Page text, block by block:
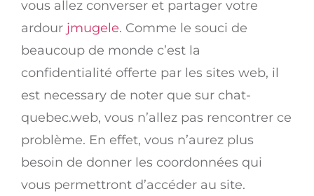
vous allez converser et partager votre
ardour jmugele. Comme le souci de
beaucoup de monde c’est la
confidentialité offerte par les sites web, il
est necessary de noter que sur chat-
quebec.web, vous n’allez pas rencontrer ce
problème. En effet, vous n’aurez plus
besoin de donner les coordonnées qui
vous permettront d’accéder au site.